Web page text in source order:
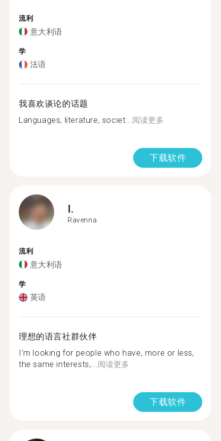
流利
意大利语
学
法语
我喜欢谈论的话题
Languages, literature, societ...阅读更多
下载软件
I.
Ravenna
流利
意大利语
学
英语
理想的语言社群伙伴
I'm looking for people who have, more or less,
the same interests,...阅读更多
下载软件